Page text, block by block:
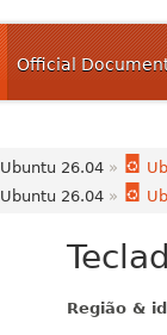
Official
Ubuntu 26.04 »
Ubuntu 26.04 »
Região &